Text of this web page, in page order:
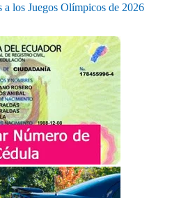
los Juegos Olímpicos de 2026